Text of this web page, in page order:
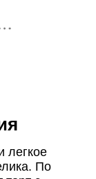
легкое
По